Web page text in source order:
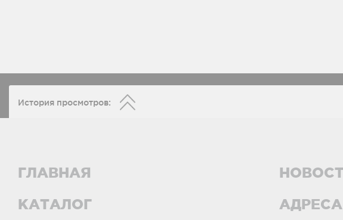
История просмотров:
ГЛАВНАЯ
КАТАЛОГ